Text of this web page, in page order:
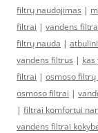
filtrų naudojimas |
filtrai | vandens
filtrų nauda |
vandens filtrus |
filtrai | osmoso filtrų
osmoso filtrai |
| filtrai komfortui
vandens filtrai